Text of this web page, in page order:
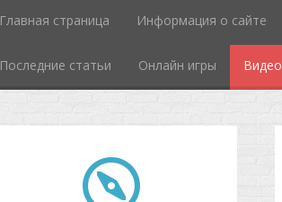
Главная страница Информация о сайте
Последние статьи Онлайн игры Видео